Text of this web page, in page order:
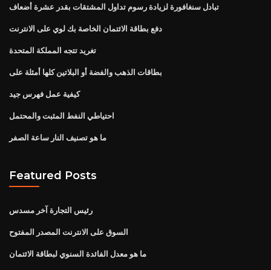
تبادل سنغافورة لزيادة رسوم تداول المشتقات بقدر عشرة أضعاف
دفع بطاقة الائتمان الخاصة بك لوي على الانترنت
تغريد تتجه المملكة المتحدة
بطاقات الذهب والفضة أو البلاتين كلها أمثلة على
كيفية عمل فهرس جيد
احتياطي النفط المثبت والمحتمل
ما هو تصنيف النار ساعة الصفر
Featured Posts
رئيس التجارة آخر مسدس
السوق على الانترنت المصدر المفتوح
ما هو معدل الفائدة السنوي لبطاقة الائتمان